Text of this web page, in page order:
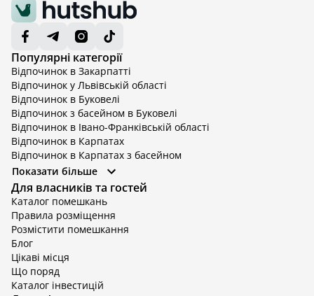
Популярні категорії
Відпочинок в Закарпатті
Відпочинок у Львівській області
Відпочинок в Буковелі
Відпочинок з басейном в Буковелі
Відпочинок в Івано-Франківській області
Відпочинок в Карпатах
Відпочинок в Карпатах з басейном
Відпочинок в Київській області
Відпочинок в Київській області з басейном
Відпочинок в Тернопільській області
Відпочинок у Вінницькій області
Відпочинок в Яремче
Відпочинок у Львівській області з басейном
Відпочинок з басейном в Тернопільській області
Показати більше
Для власників та гостей
Каталог помешкань
Правила розміщення
Розмістити помешкання
Блог
Цікаві місця
Що поряд
Каталог інвестицій